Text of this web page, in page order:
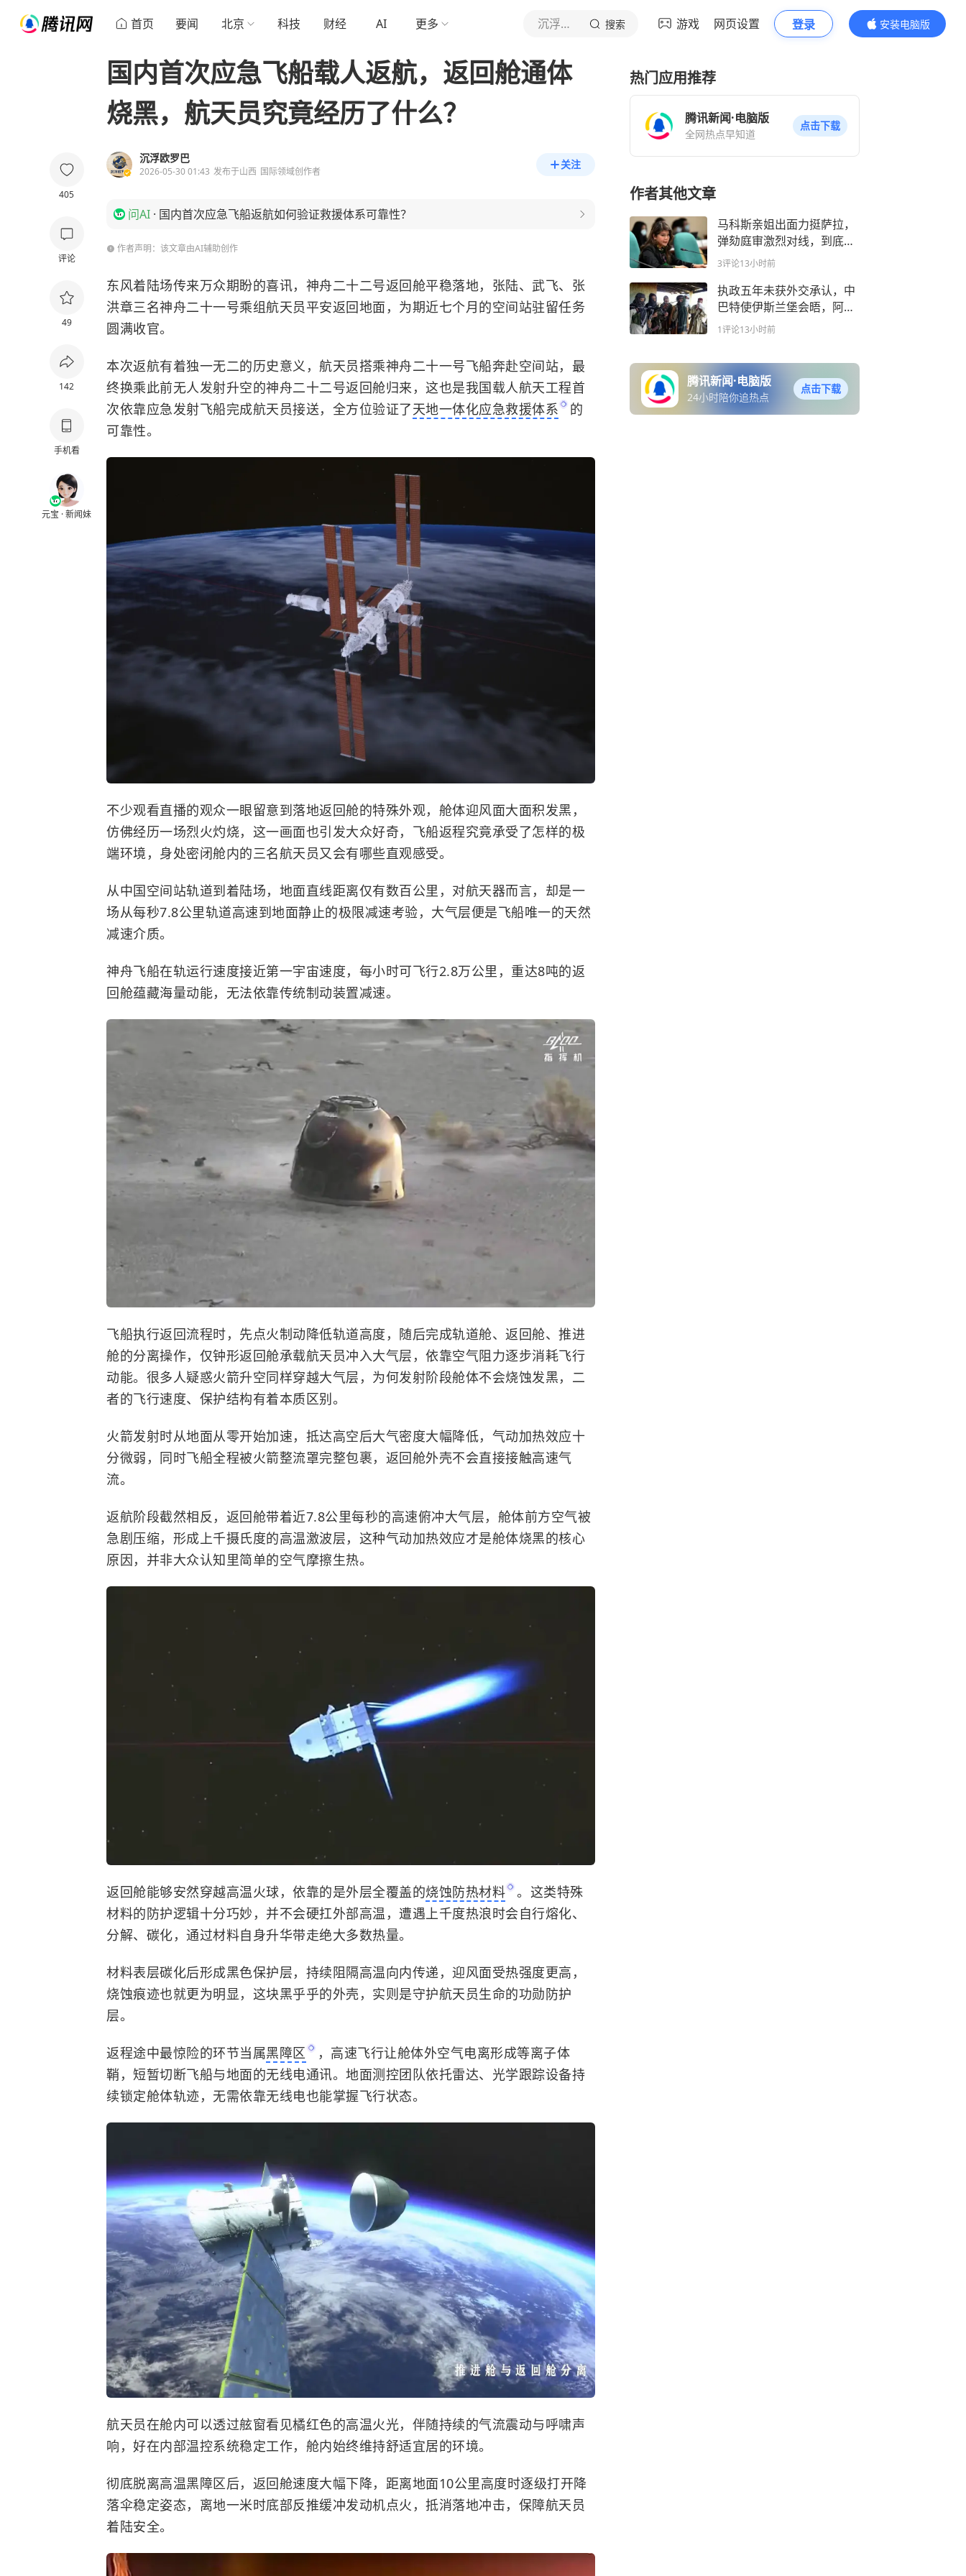
首页 要闻 北京 科技 财经 AI 更多 沉浮欧罗巴 搜索 游戏 网页设置 登录
安装电脑版
内容更精彩
405
评论
49
142
手机看
元宝 · 新闻妹
国内首次应急飞船载人返航，返回舱通体
烧黑，航天员究竟经历了什么？
沉浮欧罗巴
2026-05-30 01:43 发布于山西 国际领域创作者
关注
问AI · 国内首次应急飞船返航如何验证救援体系可靠性？
作者声明：该文章由AI辅助创作
东风着陆场传来万众期盼的喜讯，神舟二十二号返回舱平稳落地，张陆、武飞、张
洪章三名神舟二十一号乘组航天员平安返回地面，为期近七个月的空间站驻留任务
圆满收官。
本次返航有着独一无二的历史意义，航天员搭乘神舟二十一号飞船奔赴空间站，最
终换乘此前无人发射升空的神舟二十二号返回舱归来，这也是我国载人航天工程首
次依靠应急发射飞船完成航天员接送，全方位验证了天地一体化应急救援体系
的
可靠性。
不少观看直播的观众一眼留意到落地返回舱的特殊外观，舱体迎风面大面积发黑，
仿佛经历一场烈火灼烧，这一画面也引发大众好奇，飞船返程究竟承受了怎样的极
端环境，身处密闭舱内的三名航天员又会有哪些直观感受。
从中国空间站轨道到着陆场，地面直线距离仅有数百公里，对航天器而言，却是一
场从每秒7.8公里轨道高速到地面静止的极限减速考验，大气层便是飞船唯一的天然
减速介质。
神舟飞船在轨运行速度接近第一宇宙速度，每小时可飞行2.8万公里，重达8吨的返
回舱蕴藏海量动能，无法依靠传统制动装置减速。
飞船执行返回流程时，先点火制动降低轨道高度，随后完成轨道舱、返回舱、推进
舱的分离操作，仅钟形返回舱承载航天员冲入大气层，依靠空气阻力逐步消耗飞行
动能。很多人疑惑火箭升空同样穿越大气层，为何发射阶段舱体不会烧蚀发黑，二
者的飞行速度、保护结构有着本质区别。
火箭发射时从地面从零开始加速，抵达高空后大气密度大幅降低，气动加热效应十
分微弱，同时飞船全程被火箭整流罩完整包裹，返回舱外壳不会直接接触高速气
流。
返航阶段截然相反，返回舱带着近7.8公里每秒的高速俯冲大气层，舱体前方空气被
急剧压缩，形成上千摄氏度的高温激波层，这种气动加热效应才是舱体烧黑的核心
原因，并非大众认知里简单的空气摩擦生热。
返回舱能够安然穿越高温火球，依靠的是外层全覆盖的烧蚀防热材料
。这类特殊
材料的防护逻辑十分巧妙，并不会硬扛外部高温，遭遇上千度热浪时会自行熔化、
分解、碳化，通过材料自身升华带走绝大多数热量。
材料表层碳化后形成黑色保护层，持续阻隔高温向内传递，迎风面受热强度更高，
烧蚀痕迹也就更为明显，这块黑乎乎的外壳，实则是守护航天员生命的功勋防护
层。
返程途中最惊险的环节当属黑障区
，高速飞行让舱体外空气电离形成等离子体
鞘，短暂切断飞船与地面的无线电通讯。地面测控团队依托雷达、光学跟踪设备持
续锁定舱体轨迹，无需依靠无线电也能掌握飞行状态。
航天员在舱内可以透过舷窗看见橘红色的高温火光，伴随持续的气流震动与呼啸声
响，好在内部温控系统稳定工作，舱内始终维持舒适宜居的环境。
彻底脱离高温黑障区后，返回舱速度大幅下降，距离地面10公里高度时逐级打开降
落伞稳定姿态，离地一米时底部反推缓冲发动机点火，抵消落地冲击，保障航天员
着陆安全。
热门应用推荐
腾讯新闻·电脑版
全网热点早知道
点击下载
作者其他文章
马科斯亲姐出面力挺萨拉，
弹劾庭审激烈对线，到底谁
该为涉密资金的合规问题承
3评论13小时前
执政五年未获外交承认，中
巴特使伊斯兰堡会晤，阿富
汗反恐考题依旧难解
1评论13小时前
腾讯新闻·电脑版
24小时陪你追热点
点击下载